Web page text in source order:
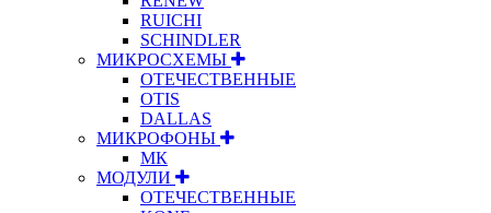
RUICHI
SCHINDLER
МИКРОСХЕМЫ
ОТЕЧЕСТВЕННЫЕ
OTIS
DALLAS
МИКРОФОНЫ
МК
МОДУЛИ
ОТЕЧЕСТВЕННЫЕ